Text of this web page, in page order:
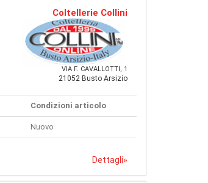
Coltellerie Collini
VIA F. CAVALLOTTI, 1
21052 Busto Arsizio
Condizioni articolo
Nuovo
Dettagli»